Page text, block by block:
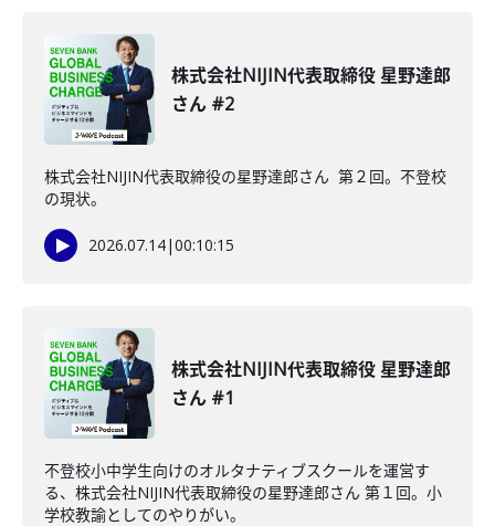
株式会社NIJIN代表取締役 星野達郎
さん #2
株式会社NIJIN代表取締役の星野達郎さん 第２回。不登校
の現状。
2026.07.14|00:10:15
株式会社NIJIN代表取締役 星野達郎
さん #1
不登校小中学生向けのオルタナティブスクールを運営す
る、株式会社NIJIN代表取締役の星野達郎さん 第１回。小
学校教諭としてのやりがい。